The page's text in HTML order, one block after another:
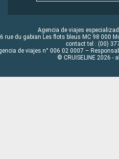
Agencia de viajes
rue du gabian Les flots bleus MC 98 000
contact tel : (00)
de viajes n° 006 02 0007 –
© CRUISELINE 2026 -